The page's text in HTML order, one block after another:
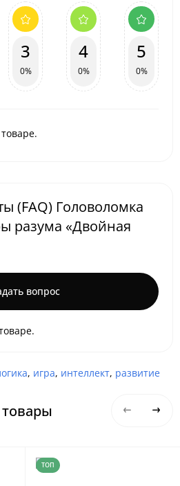
3
0%
4
0%
5
0%
(FAQ) Головоломка
разума «Двойная
вопрос
, игра, интеллект, развитие
ТОП